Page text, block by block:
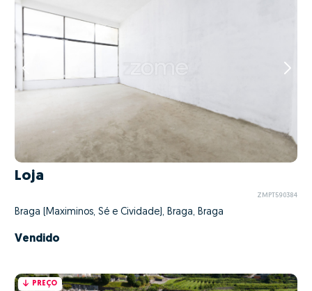
Loja
ZMPT590384
Braga (Maximinos, Sé e Cividade), Braga, Braga
Vendido
PREÇO